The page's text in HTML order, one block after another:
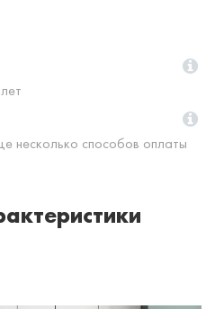
несколько способов оплаты